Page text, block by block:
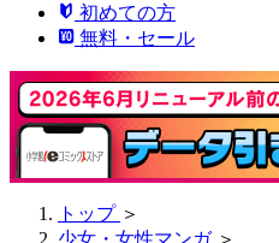
初めての方
無料・セール
トップ ＞
少女・女性マンガ ＞